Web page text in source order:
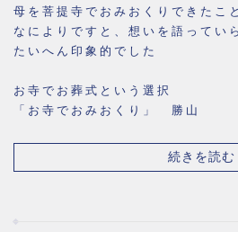
母を菩提寺でおみおくりできたこと
なによりですと、想いを語ってい
たいへん印象的でした
お寺でお葬式という選択
「お寺でおみおくり」 勝山
続きを読む